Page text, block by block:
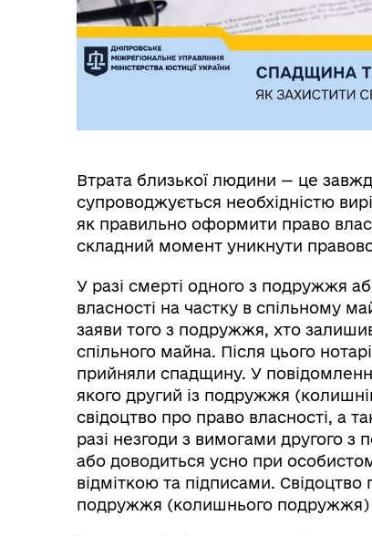
Втрата близької людини — це
супроводжується необхідністю
як правильно оформити право
складний момент уникнути
У разі смерті одного з подружжя
власності на частку в спільному
заяви того з подружжя, хто
спільного майна. Після цього
прийняли спадщину. У
якого другий із подружжя
свідоцтво про право власності, а
разі незгоди з вимогами другого
або доводиться усно при
відміткою та підписами.
подружжя (колишнього подружжя)